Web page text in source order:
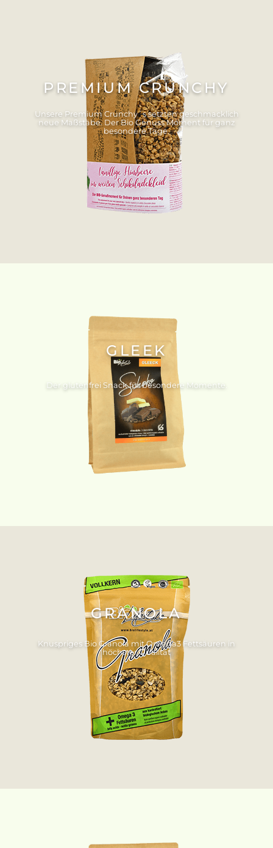
PREMIUM CRUNCHY
Unsere Premium Crunchy´s setzten geschmacklich
neue Maßstäbe. Der Bio Genuss Moment für ganz
besondere Tage.
GLEEK
Der glutenfrei Snack für besondere Momente.
GRANOLA
Knuspriges Bio Granola mit Omega3 Fettsäuren in
höchster Qualität